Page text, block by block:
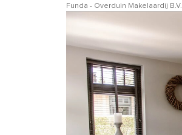
Funda - Overduin Makelaardij B.V.